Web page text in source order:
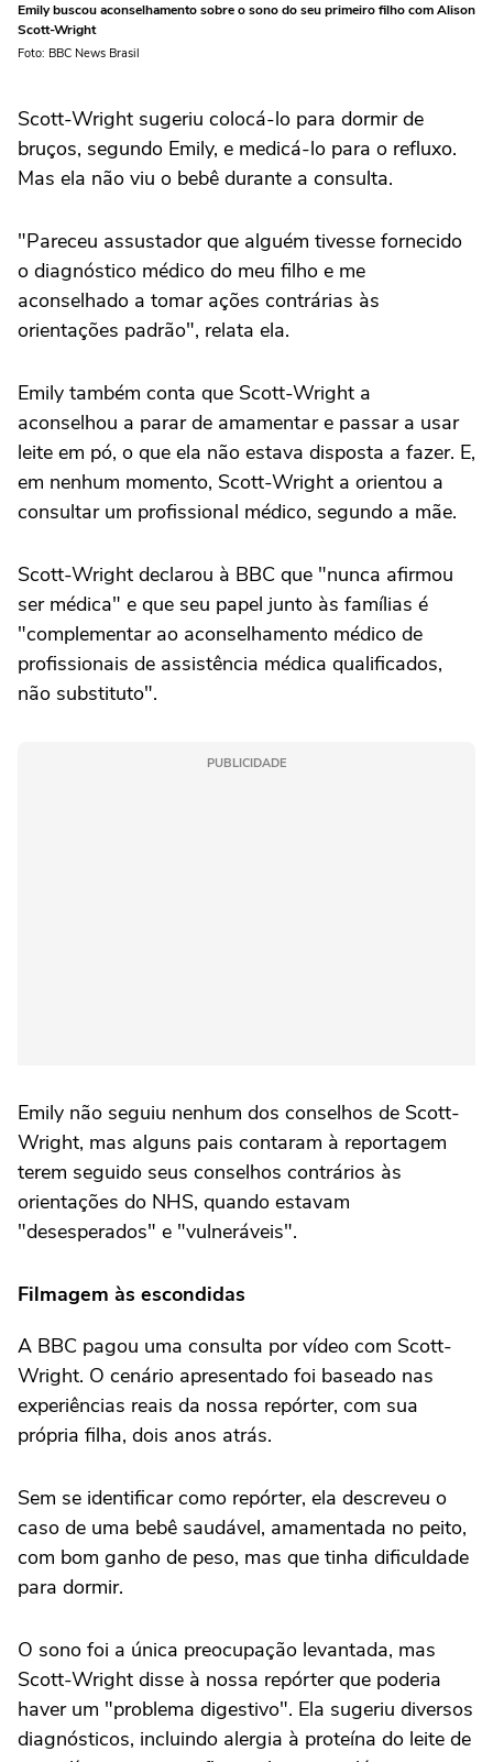
Emily buscou aconselhamento sobre o sono do seu primeiro filho com Alison
Scott-Wright
Foto: BBC News Brasil
Scott-Wright sugeriu colocá-lo para dormir de
bruços, segundo Emily, e medicá-lo para o refluxo.
Mas ela não viu o bebê durante a consulta.
"Pareceu assustador que alguém tivesse fornecido
o diagnóstico médico do meu filho e me
aconselhado a tomar ações contrárias às
orientações padrão", relata ela.
Emily também conta que Scott-Wright a
aconselhou a parar de amamentar e passar a usar
leite em pó, o que ela não estava disposta a fazer. E,
em nenhum momento, Scott-Wright a orientou a
consultar um profissional médico, segundo a mãe.
Scott-Wright declarou à BBC que "nunca afirmou
ser médica" e que seu papel junto às famílias é
"complementar ao aconselhamento médico de
profissionais de assistência médica qualificados,
não substituto".
PUBLICIDADE
Emily não seguiu nenhum dos conselhos de Scott-
Wright, mas alguns pais contaram à reportagem
terem seguido seus conselhos contrários às
orientações do NHS, quando estavam
"desesperados" e "vulneráveis".
Filmagem às escondidas
A BBC pagou uma consulta por vídeo com Scott-
Wright. O cenário apresentado foi baseado nas
experiências reais da nossa repórter, com sua
própria filha, dois anos atrás.
Sem se identificar como repórter, ela descreveu o
caso de uma bebê saudável, amamentada no peito,
com bom ganho de peso, mas que tinha dificuldade
para dormir.
O sono foi a única preocupação levantada, mas
Scott-Wright disse à nossa repórter que poderia
haver um "problema digestivo". Ela sugeriu diversos
diagnósticos, incluindo alergia à proteína do leite de